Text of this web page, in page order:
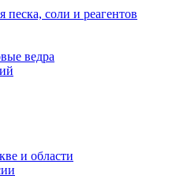
песка, соли и реагентов
ведра
и области